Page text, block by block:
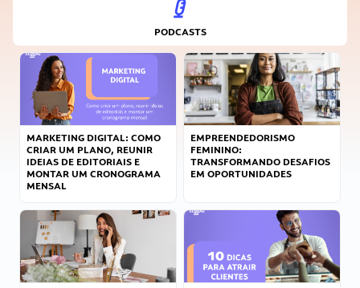
PODCASTS
MARKETING DIGITAL: COMO
CRIAR UM PLANO, REUNIR
IDEIAS DE EDITORIAIS E
MONTAR UM CRONOGRAMA
MENSAL
EMPREENDEDORISMO
FEMININO:
TRANSFORMANDO DESAFIOS
EM OPORTUNIDADES